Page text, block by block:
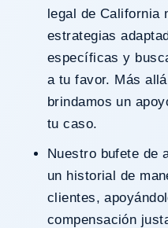
legal de California
estrategias
específicas y
a tu favor. Más
brindamos un
tu caso.
Nuestro bufete de abogados de lesiones tiene
un historial de
clientes,
compensación